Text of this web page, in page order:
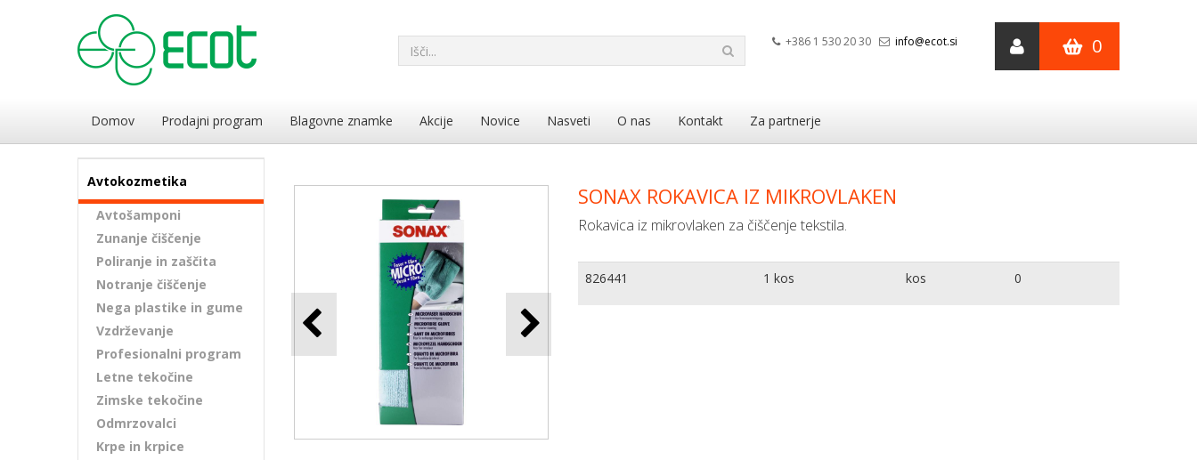
0
+386 1 530 20 30 info@ecot.si
Domov Prodajni program Blagovne znamke Akcije Novice Nasveti O nas Kontakt Za partnerje
Avtokozmetika
Avtošamponi
Zunanje čiščenje
Poliranje in zaščita
Notranje čiščenje
Nega plastike in gume
Vzdrževanje
Profesionalni program
Letne tekočine
Zimske tekočine
Odmrzovalci
Krpe in krpice
SONAX ROKAVICA IZ MIKROVLAKEN
Rokavica iz mikrovlaken za čiščenje tekstila.
826441 1 kos kos 0